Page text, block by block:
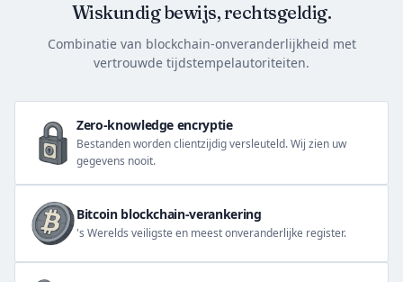
Wiskundig bewijs, rechtsgeldig.
Combinatie van blockchain-onveranderlijkheid met
vertrouwde tijdstempelautoriteiten.
Zero-knowledge encryptie
Bestanden worden clientzijdig versleuteld. Wij zien uw
gegevens nooit.
Bitcoin blockchain-verankering
's Werelds veiligste en meest onveranderlijke register.